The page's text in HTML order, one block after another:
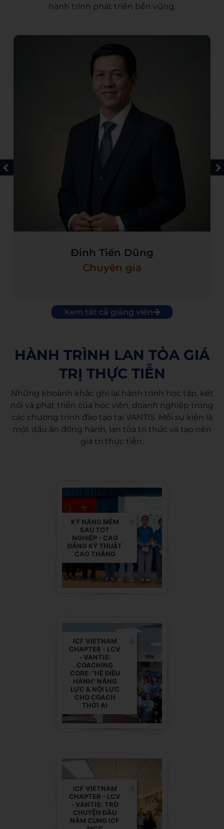
hành trình phát triển bền vững.
Đinh Tiến Dũng
Chuyên gia
Xem tất cả giảng viên
HÀNH TRÌNH LAN TỎA GIÁ
TRỊ THỰC TIỄN
Những khoảnh khắc ghi lại hành trình học tập, kết
nối và phát triển của học viên, doanh nghiệp trong
các chương trình đào tạo tại VANTIS. Mỗi sự kiện là
một dấu ấn đồng hành, lan tỏa tri thức và tạo nên
giá trị thực tiễn.
KỸ NĂNG MỀM
SAU TỐT
NGHIỆP - CAO
ĐẲNG KỸ THUẬT
CAO THẮNG
ICF VIETNAM
CHAPTER - LCV
- VANTIS:
COACHING
CORE: "HỆ ĐIỀU
HÀNH" NĂNG
LỰC & NỘI LỰC
CHO COACH
THỜI AI
ICF VIETNAM
CHAPTER - LCV
- VANTIS: TRÒ
CHUYỆN ĐẦU
NĂM CÙNG ICF